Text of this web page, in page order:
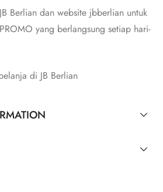
Berlian dan website jbberlian untuk
yang berlangsung setiap hari-
di JB Berlian